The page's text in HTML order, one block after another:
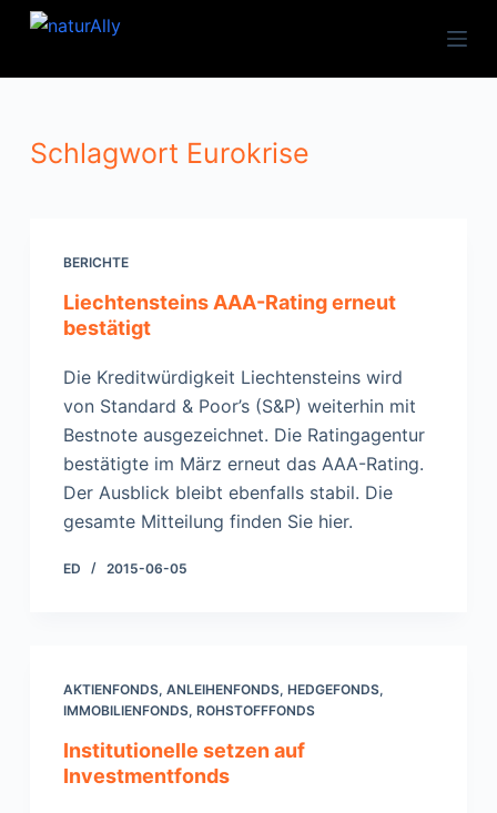
Zum
Schlagwort Eurokrise
BERICHTE
Liechtensteins AAA-Rating erneut
bestätigt
Die Kreditwürdigkeit Liechtensteins wird
von Standard & Poor’s (S&P) weiterhin mit
Bestnote ausgezeichnet. Die Ratingagentur
bestätigte im März erneut das AAA-Rating.
Der Ausblick bleibt ebenfalls stabil. Die
gesamte Mitteilung finden Sie hier.
ED 2015-06-05
AKTIENFONDS, ANLEIHENFONDS, HEDGEFONDS,
IMMOBILIENFONDS, ROHSTOFFFONDS
Institutionelle setzen auf
Investmentfonds